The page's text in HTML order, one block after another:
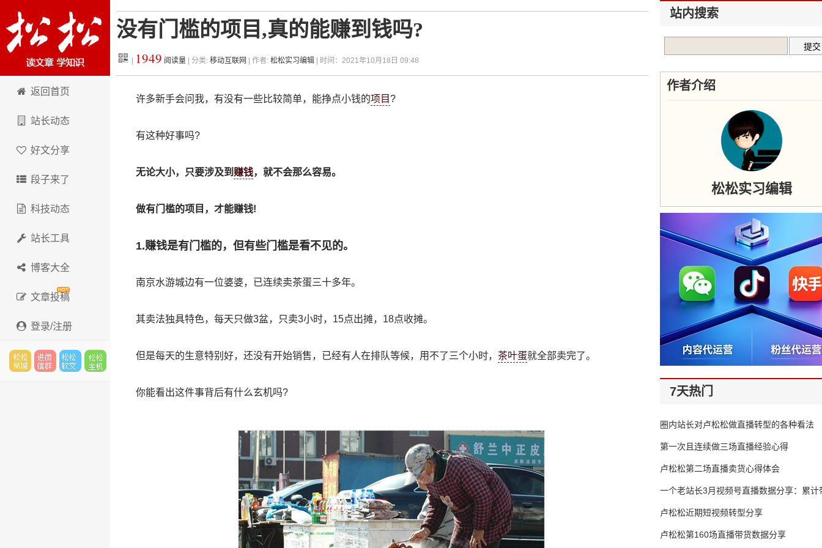
松松科技
返回首页
站长动态
好文分享
段子来了
科技动态
站长工具
博客大全
文章投稿
登录/注册
没有门槛的项目,真的能赚到钱吗?
1949 阅读量 | 分类: 移动互联网 | 作者: 松松实习编辑 | 时间：2021年10月18日 09:48
许多新手会问我，有没有一些比较简单，能挣点小钱的项目?
有这种好事吗?
无论大小，只要涉及到 赚钱，就不会那么容易。
做有门槛的项目，才能赚钱!
1.赚钱是有门槛的，但有些门槛是看不见的。
南京水游城边有一位婆婆，已连续卖茶蛋三十多年。
其卖法独具特色，每天只做3盆，只卖3小时，15点出摊，18点收摊。
但是每天的生意特别好，还没有开始销售，已经有人在排队等候，用不了三个小时， 茶叶蛋就全部卖完了。
你能看出这件事背后有什么玄机吗?
站内搜索
作者介绍
松松实习编辑
7天热门
圈内站长对卢松松做直播转型的各种看法
第一次且连续做三场直播经验心得
卢松松第二场直播卖货心得体会
一个老站长3月视频号直播数据分享：累计
65万
卢松松近期短视频转型分享
卢松松第160场直播带货数据分享